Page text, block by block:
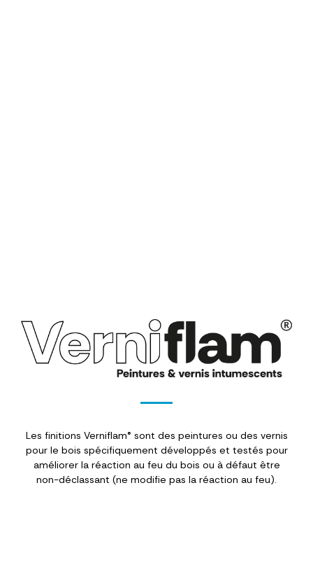
Les finitions Verniflam® sont des peintures ou des vernis
pour le bois spécifiquement développés et testés pour
améliorer la réaction au feu du bois ou à défaut être
non-déclassant (ne modifie pas la réaction au feu).